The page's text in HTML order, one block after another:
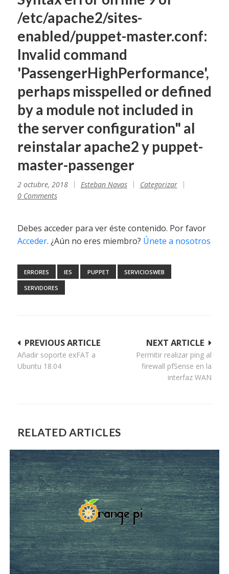
/etc/apache2/sites-
enabled/puppet-master.conf:
Invalid command
'PassengerHighPerformance',
perhaps misspelled or defined
by a module not included in
the server configuration" al
reinstalar apache2 y puppet-
master-passenger
2 octubre, 2018 Esteban Navas
Categorizar
0 Comments
Debes acceder para ver éste contenido. Por favor
Acceder. ¿Aún no eres miembro? Únete a nosotros
ERRORES IES PUPPET SERVICIOSWEB
SERVIDORES
Navegación
de
NEXT ARTICLE
Permitir realizar ping al
firewall pfSense en la
interfaz WAN
PREVIOUS ARTICLE
Añadir soporte exFAT a
Ubuntu 18.04
RELATED ARTICLES